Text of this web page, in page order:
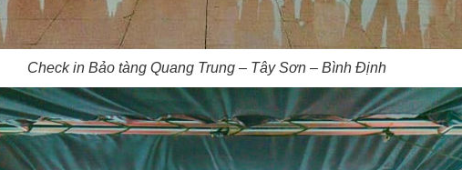
Check in Bảo tàng Quang Trung – Tây Sơn – Bình Định